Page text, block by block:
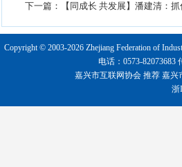
下一篇：
【同成长 共发展】潘建清：
Copyright © 2003-2026 Zhejiang Federation of
电话：0573-82073683
嘉兴市互联网协会 推荐嘉兴
浙